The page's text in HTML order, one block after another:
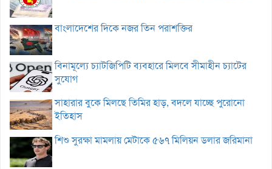
বাংলাদেশের দিকে নজর তিন পরাশক্তির
বিনামূল্যে চ্যাটজিপিটি ব্যবহারে মিলবে সীমাহীন চ্যাটের
সুযোগ
সাহারার বুকে মিলছে তিমির হাড়, বদলে যাচ্ছে পুরোনো
ইতিহাস
শিশু সুরক্ষা মামলায় মেটাকে ৫৬৭ মিলিয়ন ডলার জরিমানা